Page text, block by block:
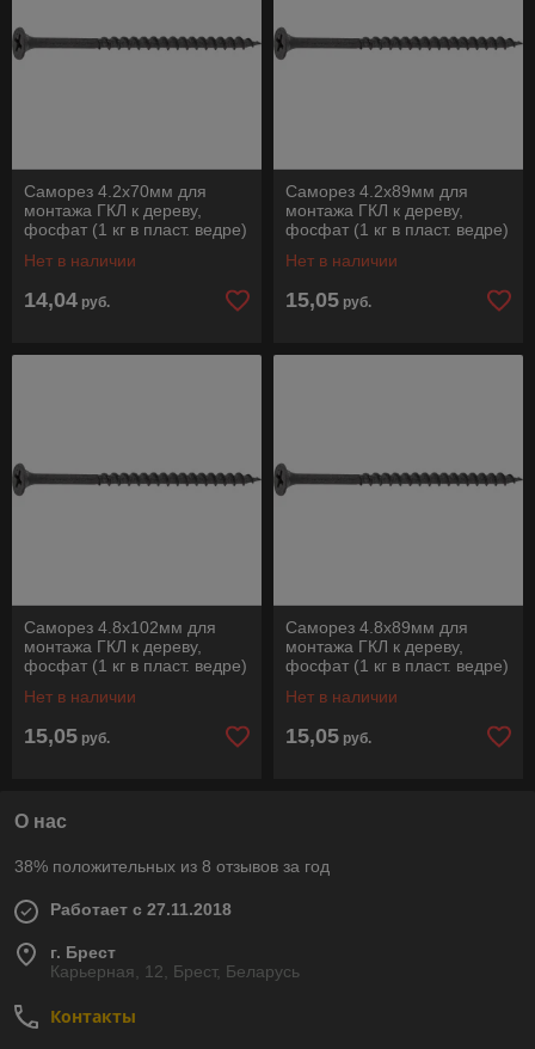
Саморез 4.2х70мм для
монтажа ГКЛ к дереву,
фосфат (1 кг в пласт. ведре)
Нет в наличии
14,04 руб.
Саморез 4.2х89мм для
монтажа ГКЛ к дереву,
фосфат (1 кг в пласт. ведре)
Нет в наличии
15,05 руб.
Саморез 4.8х102мм для
монтажа ГКЛ к дереву,
фосфат (1 кг в пласт. ведре)
Нет в наличии
15,05 руб.
Саморез 4.8х89мм для
монтажа ГКЛ к дереву,
фосфат (1 кг в пласт. ведре)
Нет в наличии
15,05 руб.
О нас
38% положительных из 8 отзывов за год
Работает с 27.11.2018
г. Брест
Карьерная, 12, Брест, Беларусь
Контакты